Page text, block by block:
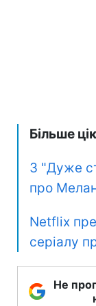
Більше
З "Дуже
про
Netflix
серіалу
Не